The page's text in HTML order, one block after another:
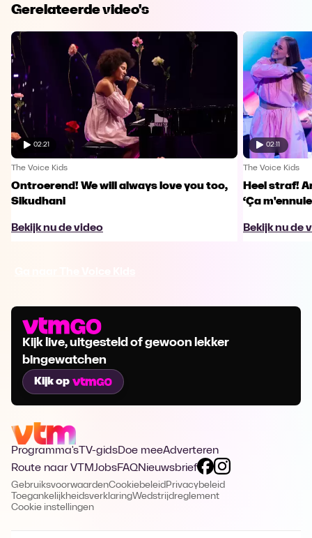
Gerelateerde video's
02:21
The Voice Kids
Ontroerend! We will always love you too,
Sikudhani
Bekijk nu de video
02:11
The Voice Kids
Heel straf!
‘Ça
Bekijk nu de
Kijk live, uitgesteld of gewoon lekker
bingewatchen
Kijk op
Programma's TV-gidsDoe meeAdverteren
Route naar VTMJobsFAQNieuwsbrief
GebruiksvoorwaardenCookiebeleid Privacybeleid
ToegankelijkheidsverklaringWedstrijdreglement
Cookie instellingen